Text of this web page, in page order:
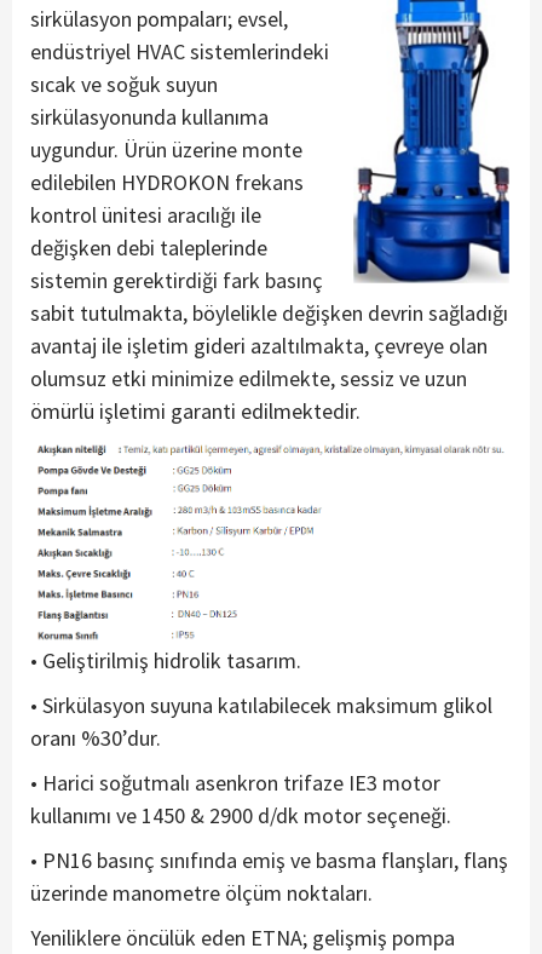
sirkülasyon pompaları; evsel,
endüstriyel HVAC sistemlerindeki
sıcak ve soğuk suyun
sirkülasyonunda kullanıma
uygundur. Ürün üzerine monte
edilebilen HYDROKON frekans
kontrol ünitesi aracılığı ile
değişken debi taleplerinde
sistemin gerektirdiği fark basınç
sabit tutulmakta, böylelikle değişken devrin sağladığı
avantaj ile işletim gideri azaltılmakta, çevreye olan
olumsuz etki minimize edilmekte, sessiz ve uzun
ömürlü işletimi garanti edilmektedir.
• Geliştirilmiş hidrolik tasarım.
• Sirkülasyon suyuna katılabilecek maksimum glikol
oranı %30’dur.
• Harici soğutmalı asenkron trifaze IE3 motor
kullanımı ve 1450 & 2900 d/dk motor seçeneği.
• PN16 basınç sınıfında emiş ve basma flanşları, flanş
üzerinde manometre ölçüm noktaları.
Yeniliklere öncülük eden ETNA; gelişmiş pompa